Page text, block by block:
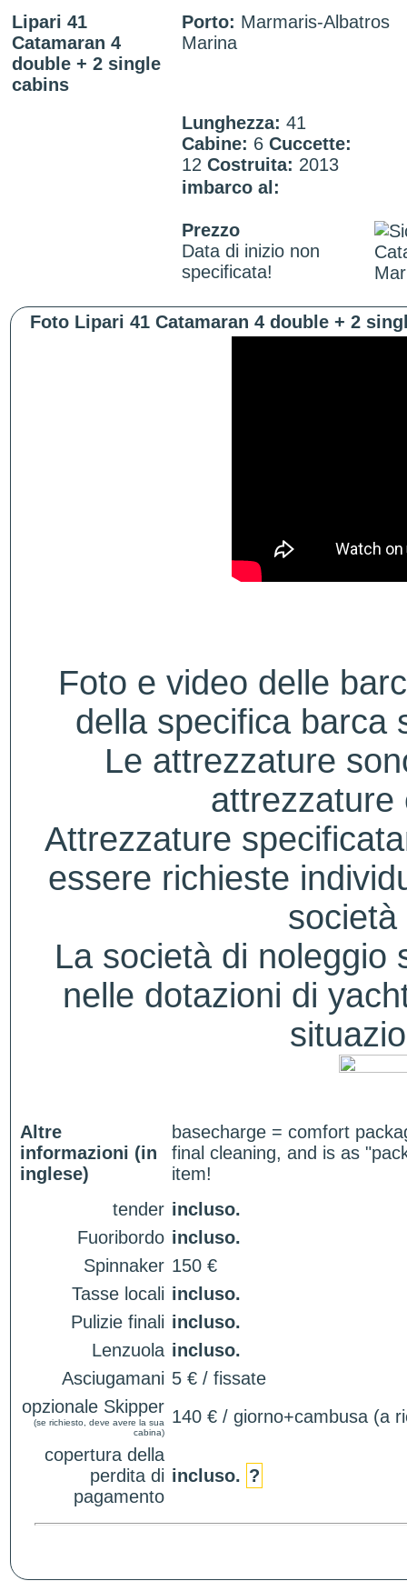
Lipari 41
Catamaran 4
double + 2 single
cabins
Porto: Marmaris-Albatros
Marina
Lunghezza: 41
Cabine: 6 Cuccette:
12 Costruita: 2013
imbarco al:
Prezzo
Data di inizio non
specificata!
Foto Lipari 41 Catamaran 4 double + 2
Foto e video delle
della specifica barca
Le attrezzature
attrezzature
Attrezzature
essere richieste
La società di noleggio
nelle dotazioni di
Altre
informazioni (in
inglese)
basecharge = comfort
final cleaning, and is as
item!
tender incluso.
Fuoribordo incluso.
Spinnaker 150 €
Tasse locali incluso.
Pulizie finali incluso.
Lenzuola incluso.
Asciugamani 5 € / fissate
opzionale Skipper
(se richiesto, deve avere la sua
cabina)
140 € / giorno+cambusa (a
copertura della
perdita di
pagamento
incluso. ?